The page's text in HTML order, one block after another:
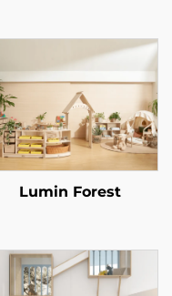
Lumin Forest